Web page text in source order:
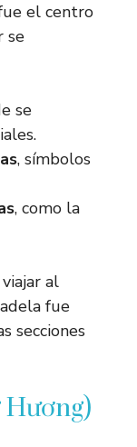
el centro
se
se
, símbolos
, como la
al
fue
secciones